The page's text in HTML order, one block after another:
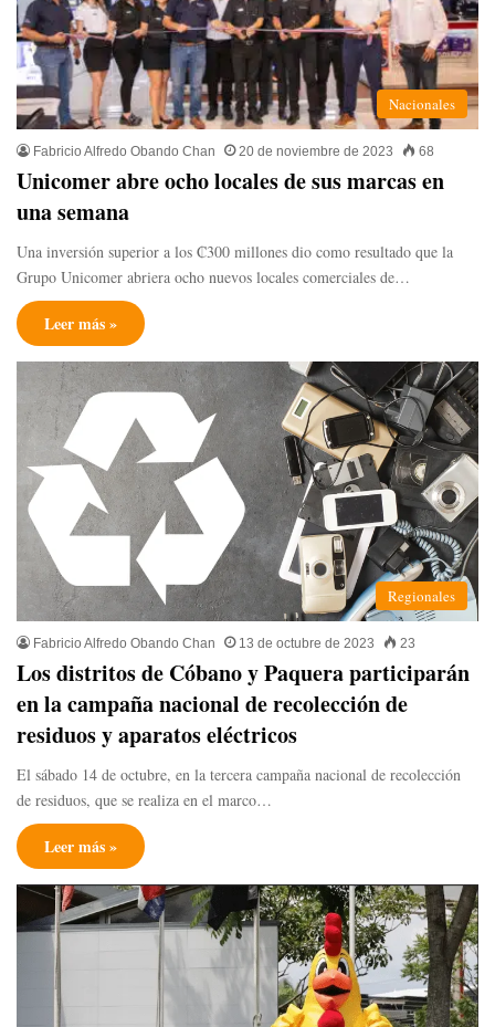
Nacionales
Fabricio Alfredo Obando Chan 20 de noviembre de 2023 68
Unicomer abre ocho locales de sus marcas en
una semana
Una inversión superior a los ₡300 millones dio como resultado que la
Grupo Unicomer abriera ocho nuevos locales comerciales de…
Leer más »
Regionales
Fabricio Alfredo Obando Chan 13 de octubre de 2023 23
Los distritos de Cóbano y Paquera participarán
en la campaña nacional de recolección de
residuos y aparatos eléctricos
El sábado 14 de octubre, en la tercera campaña nacional de recolección
de residuos, que se realiza en el marco…
Leer más »